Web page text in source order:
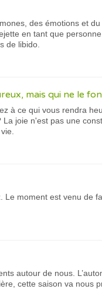
des émotions et
en tant que
de libido.
mais qui ne le
à ce qui vous rendra
joie n'est pas une
moment est venu de
autour de nous.
cette saison va nous